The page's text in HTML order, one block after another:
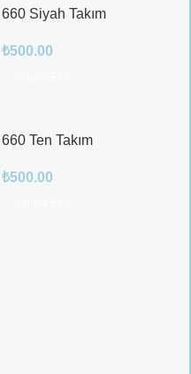
660 Siyah Takım
₺500.00
660 Ten Takım
₺500.00